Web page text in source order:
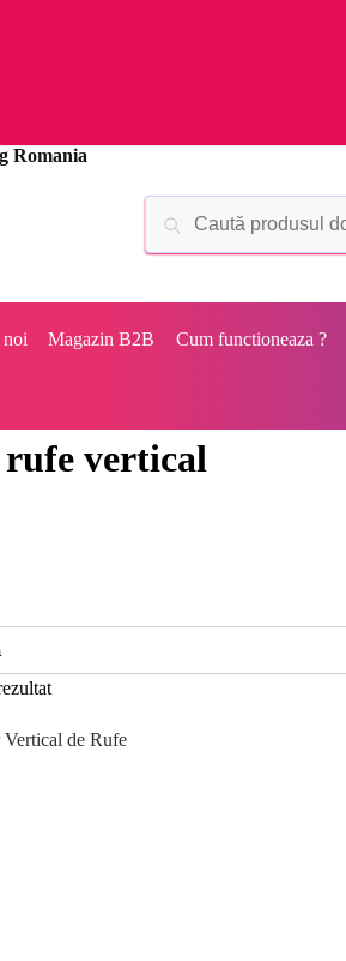
noi Magazin B2B Cum functioneaza ?
rufe vertical